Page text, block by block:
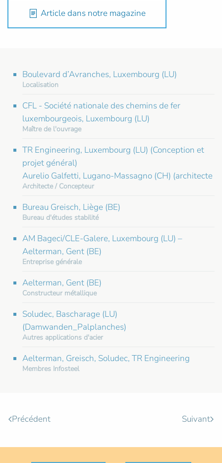
Article dans notre magazine
Boulevard d’Avranches, Luxembourg (LU)
Localisation
CFL - Société nationale des chemins de fer
luxembourgeois, Luxembourg (LU)
Maître de l'ouvrage
TR Engineering, Luxembourg (LU) (Conception et
projet général)
Aurelio Galfetti, Lugano-Massagno (CH) (architecte
Architecte / Concepteur
Bureau Greisch, Liège (BE)
Bureau d'études stabilité
AM Bageci/CLE-Galere, Luxembourg (LU) –
Aelterman, Gent (BE)
Entreprise générale
Aelterman, Gent (BE)
Constructeur métallique
Soludec, Bascharage (LU)
(Damwanden_Palplanches)
Autres applications d'acier
Aelterman, Greisch, Soludec, TR Engineering
Membres Infosteel
Précédent Suivant